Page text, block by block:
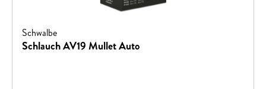
Schwalbe
Schlauch AV19 Mullet Auto